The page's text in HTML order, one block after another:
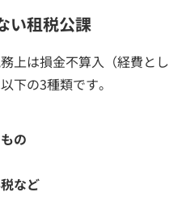
い租税公課
上は損金不算入（経費とし
下の3種類です。
の
など